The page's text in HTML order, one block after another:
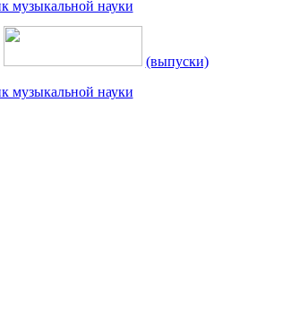
(выпуски)